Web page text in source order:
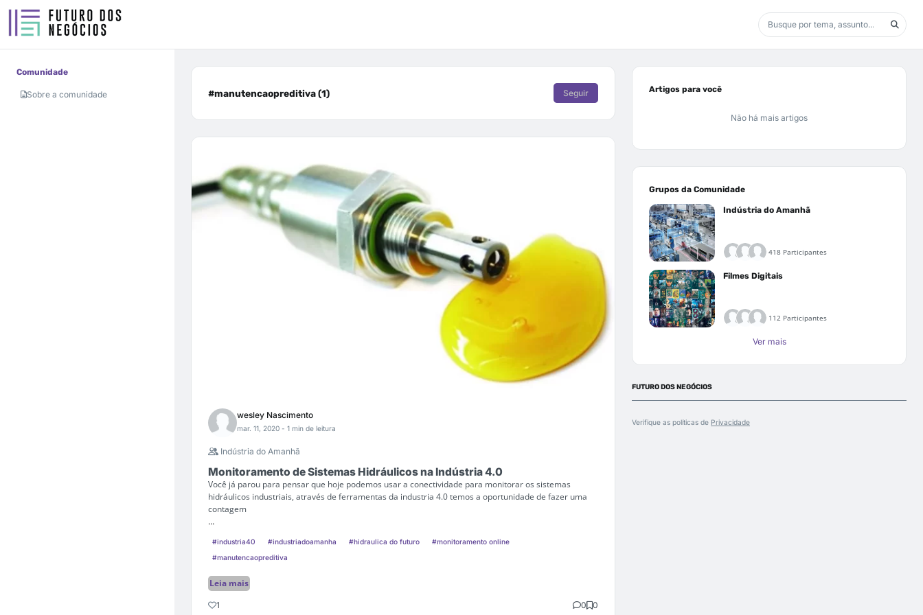
Comunidade
Sobre a comunidade #manutencaopreditiva (1) Seguir
wesley Nascimento
mar. 11, 2020 - 1 min de leitura
Indústria do Amanhã
Monitoramento de Sistemas Hidráulicos na Indústria 4.0
Você já parou para pensar que hoje podemos usar a conectividade para monitorar os sistemas
hidráulicos industriais, através de ferramentas da industria 4.0 temos a oportunidade de fazer uma
contagem
...
#industria40 #industriadoamanha #hidraulica do futuro
#monitoramento online
#manutencaopreditiva
Leia mais
1 0 0
Artigos para você
Não há mais artigos
Grupos da Comunidade
Indústria do Amanhã
418 Participantes
Filmes Digitais
112 Participantes
Ver mais
FUTURO DOS NEGÓCIOS
Verifique as políticas de Privacidade